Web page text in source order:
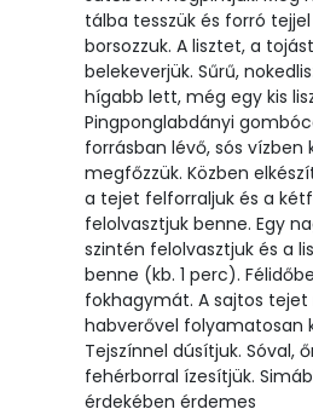
β-karotin
β-crypt
Likopin
Lut-zea
Összesen
tálba tesszük és forró tejjel
borsozzuk. A lisztet, a
belekeverjük. Sűrű,
hígabb lett, még egy kis
Pingponglabdányi
forrásban lévő, sós vízben
megfőzzük. Közben
a tejet felforraljuk és a
felolvasztjuk benne. Egy
szintén felolvasztjuk és a
benne (kb. 1 perc).
fokhagymát. A sajtos tejet
habverővel folyamatosan
Tejszínnel dúsítjuk. Sóval,
fehérborral ízesítjük.
érdekében érdemes